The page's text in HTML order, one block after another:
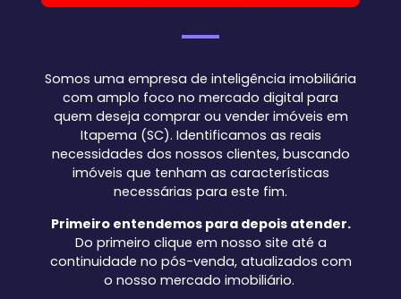
Somos uma empresa de inteligência imobiliária
com amplo foco no mercado digital para
quem deseja comprar ou vender imóveis em
Itapema (SC). Identificamos as reais
necessidades dos nossos clientes, buscando
imóveis que tenham as características
necessárias para este fim.
Primeiro entendemos para depois atender.
Do primeiro clique em nosso site até a
continuidade no pós-venda, atualizados com
o nosso mercado imobiliário.